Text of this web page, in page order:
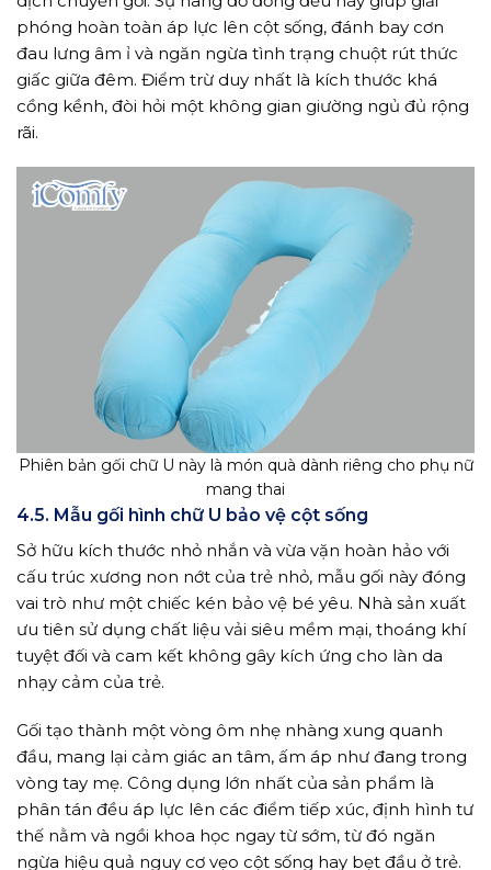
phóng hoàn toàn áp lực lên cột sống, đánh bay cơn
đau lưng âm ỉ và ngăn ngừa tình trạng chuột rút thức
giấc giữa đêm. Điểm trừ duy nhất là kích thước khá
cồng kềnh, đòi hỏi một không gian giường ngủ đủ rộng
rãi.
Phiên bản gối chữ U này là món quà dành riêng cho phụ nữ
mang thai
4.5. Mẫu gối hình chữ U bảo vệ cột sống
Sở hữu kích thước nhỏ nhắn và vừa vặn hoàn hảo với
cấu trúc xương non nớt của trẻ nhỏ, mẫu gối này đóng
vai trò như một chiếc kén bảo vệ bé yêu. Nhà sản xuất
ưu tiên sử dụng chất liệu vải siêu mềm mại, thoáng khí
tuyệt đối và cam kết không gây kích ứng cho làn da
nhạy cảm của trẻ.
Gối tạo thành một vòng ôm nhẹ nhàng xung quanh
đầu, mang lại cảm giác an tâm, ấm áp như đang trong
vòng tay mẹ. Công dụng lớn nhất của sản phẩm là
phân tán đều áp lực lên các điểm tiếp xúc, định hình tư
thế nằm và ngồi khoa học ngay từ sớm, từ đó ngăn
ngừa hiệu quả nguy cơ vẹo cột sống hay bẹt đầu ở trẻ.